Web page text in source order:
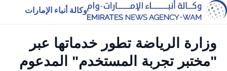
وكالة أنباء الإمارات
وزارة الرياضة تطور خدماتها عبر
"مختبر تجربة المستخدم" المدعوم